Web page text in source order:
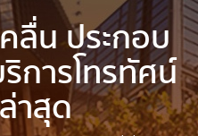
ลื่น ประกอบ
การโทรทัศน์
าสุด